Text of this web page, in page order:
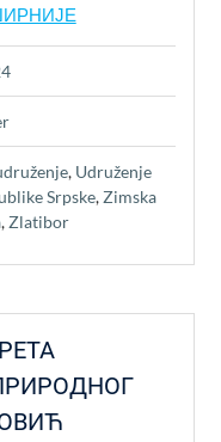
, Udruženje
Srpske, Zimska
, Zlatibor